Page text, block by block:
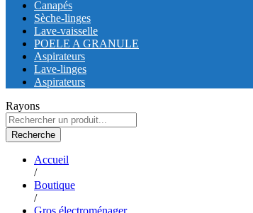
Canapés
Sèche-linges
Lave-vaisselle
POELE A GRANULE
Aspirateurs
Lave-linges
Aspirateurs
Rayons
Recherche
Accueil
/
Boutique
/
Gros électroménager